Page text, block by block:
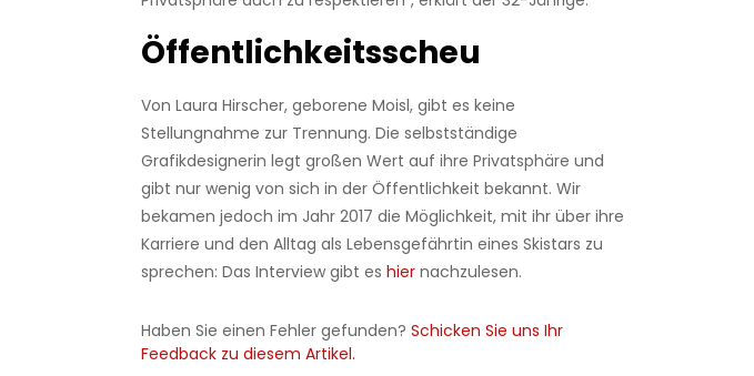
Öffentlichkeitsscheu
Von Laura Hirscher, geborene Moisl, gibt es keine
Stellungnahme zur Trennung. Die selbstständige
Grafikdesignerin legt großen Wert auf ihre Privatsphäre und
gibt nur wenig von sich in der Öffentlichkeit bekannt. Wir
bekamen jedoch im Jahr 2017 die Möglichkeit, mit ihr über ihre
Karriere und den Alltag als Lebensgefährtin eines Skistars zu
sprechen: Das Interview gibt es hiernachzulesen.
Haben Sie einen Fehler gefunden?Schicken Sie uns Ihr
Feedback zu diesem Artikel.